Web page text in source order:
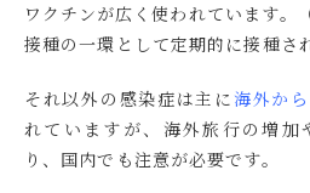
ワクチンが広く使われています。
接種の一環として定期的に接種さ
それ以外の感染症は主に海外か
れていますが、海外旅行の増加
り、国内でも注意が必要です。